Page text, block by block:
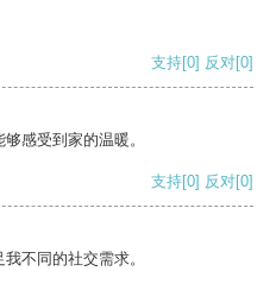
支持[0] 反对[0]
感受到家的温暖。
支持[0] 反对[0]
不同的社交需求。